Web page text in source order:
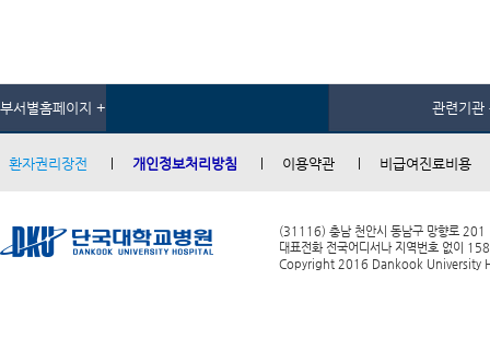
부서별홈페이지 + 관련기관
환자권리장전 개인정보처리방침 이용약관 비급여진료비용
(31116) 충남 천안시 동남구 망향로 201
대표전화 전국어디서나 지역번호 없이
Copyright 2016 Dankook University